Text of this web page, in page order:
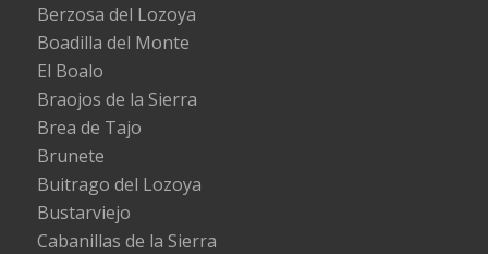
Berzosa del Lozoya
Boadilla del Monte
El Boalo
Braojos de la Sierra
Brea de Tajo
Brunete
Buitrago del Lozoya
Bustarviejo
Cabanillas de la Sierra